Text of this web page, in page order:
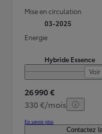
Mise en circulation
03-2025
Energie
Hybride Essence
26 990 €
330 €/mois
En savoir plus
Contactez